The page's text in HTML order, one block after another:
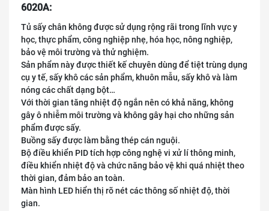
6020A:
Tủ sấy chân không được sử dụng rộng rãi trong lĩnh vực y
học, thực phẩm, công nghiệp nhẹ, hóa học, nông nghiệp,
bảo vệ môi trường và thử nghiệm.
Sản phẩm này được thiết kế chuyên dùng để tiệt trùng dụng
cụ y tế, sấy khô các sản phẩm, khuôn mẫu, sấy khô và làm
nóng các chất dạng bột…
Với thời gian tăng nhiệt độ ngắn nên có khả năng, không
gây ô nhiễm môi trường và không gây hại cho những sản
phẩm được sấy.
Buồng sấy được làm bằng thép cán nguội.
Bộ điều khiển PID tích hợp công nghệ vi xử lí thông minh,
điều khiển nhiệt độ và chức năng bảo vệ khi quá nhiệt theo
thời gian, đảm bảo an toàn.
Màn hình LED hiển thị rõ nét các thông số nhiệt độ, thời
gian.